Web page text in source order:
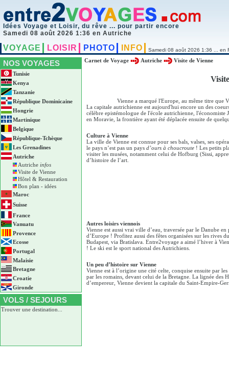
Idées Voyage et Loisir, du rêve ... pour partir encore
Samedi 08 août 2026 1:36 en Autriche
VOYAGE LOISIR PHOTO INFO Samedi 08 août 2026 1:36 ... en
NOS VOYAGES
Tunisie
Kenya
Tanzanie
République Dominicaine
Hongrie
Martinique
Belgique
République-Tchèque
Les Grenadines
Autriche
Autriche infos
Visite de Vienne
Hôtel & Restauration
Bon plan - idées
Maroc
Suisse
France
Vanuatu
Provence
Ecosse
Portugal
Malaisie
Bretagne
Croatie
Gironde
VOLS / SEJOURS
Trouver une destination...
Carnet de Voyage Autriche Visite de Vienne
Vienne a marqué l'Europe, au même titre que
La capitale autrichienne est aujourd'hui encore un des
célèbre epistémologue de l'école autrichienne,
en Moravie, la frontière ayant été déplacée ensuite de
Culture à Vienne
La ville de Vienne est connue pour ses bals, valses, ses
le pays n’est pas un pays d’ours à choucroute ! Les petits
visiter les musées, notamment celui de Hofburg (Sissi,
d’histoire de l’art.
Autres loisirs viennois
Vienne est aussi vrai ville d’eau, traversée par le Danube
d’Europe ! Profitez aussi des fêtes organisées sur les rives
Budapest, via Bratislava. Entre2voyage a aimé l’hiver à
! Le ski est le sport national des Autrichiens.
Un peu d’histoire sur Vienne
Vienne est à l’origine une cité celte, conquise ensuite par
par les romains, devant celui de la Bretagne. La lignée des
d’empereur, Vienne devient la capitale du Saint-Empire-